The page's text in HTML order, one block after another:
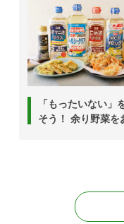
「もったいない」
そう！ 余り野菜を